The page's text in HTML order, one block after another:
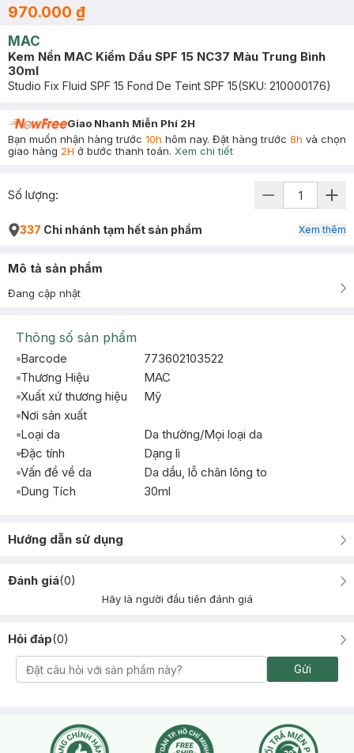
970.000 ₫
MAC
Kem Nền MAC Kiềm Dầu SPF 15 NC37 Màu Trung Bình
30ml
Studio Fix Fluid SPF 15 Fond De Teint SPF 15(SKU: 210000176)
Giao Nhanh Miễn Phí 2H
Bạn muốn nhận hàng trước 10h hôm nay. Đặt hàng trước 8h và chọn
giao hàng 2H ở bước thanh toán. Xem chi tiết
Số lượng:
337 Chi nhánh tạm hết sản phẩm Xem thêm
Mô tả sản phẩm
Đang cập nhật
Thông số sản phẩm
Barcode
773602103522
Thương Hiệu
MAC
Xuất xứ thương hiệu
Mỹ
Nơi sản xuất
Loại da
Da thường/Mọi loại da
Đặc tính
Dạng lì
Vấn đề về da
Da dầu, lỗ chân lông to
Dung Tích
30ml
Hướng dẫn sử dụng
Đánh giá(0)
Hãy là người đầu tiên đánh giá
Hỏi đáp(0)
Gửi